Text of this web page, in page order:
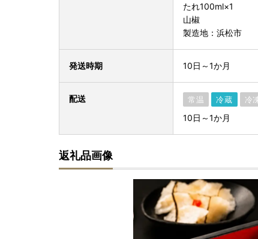
たれ100ml×1
山椒
製造地：浜松市
発送時期 10日～1か月
配送 常温 冷蔵 冷
10日～1か月
返礼品画像